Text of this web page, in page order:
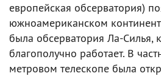
европейская обсерватория)
южноамериканском
была обсерватория Ла-Силья,
благополучно работает. В
метровом телескопе была